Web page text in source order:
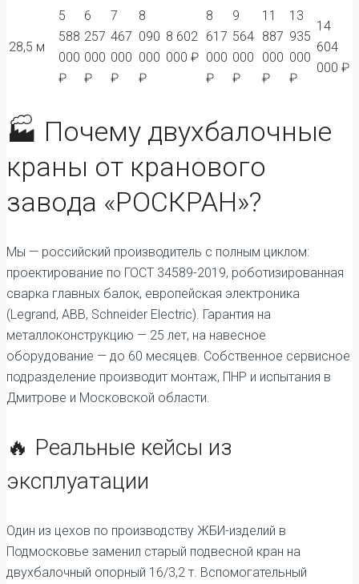
28,5 м
5
588
000
₽
6
257
000
₽
7
467
000
₽
8
090
000
₽
8 602
000 ₽
8
617
000
₽
9
564
000
₽
11
887
000
₽
13
935
000
₽
14
604
000 ₽
🏭 Почему двухбалочные
краны от кранового
завода «РОСКРАН»?
Мы — российский производитель с полным циклом:
проектирование по ГОСТ 34589-2019, роботизированная
сварка главных балок, европейская электроника
(Legrand, ABB, Schneider Electric). Гарантия на
металлоконструкцию — 25 лет, на навесное
оборудование — до 60 месяцев. Собственное сервисное
подразделение производит монтаж, ПНР и испытания в
Дмитрове и Московской области.
🔥 Реальные кейсы из
эксплуатации
Один из цехов по производству ЖБИ-изделий в
Подмосковье заменил старый подвесной кран на
двухбалочный опорный 16/3,2 т. Вспомогательный